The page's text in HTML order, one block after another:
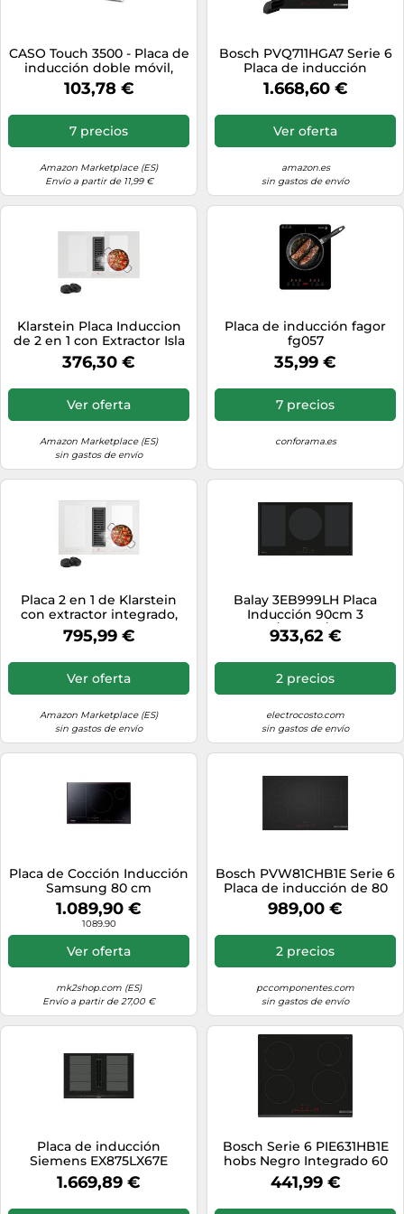
CASO Touch 3500 - Placa de
inducción doble móvil,
interruptor de seguridad,
60-240 °C, 6 niveles,
temporizador 180 min, ollas
hasta 26 cm, 3500 W,
vitrocerámica
103,78 €
7 precios
Amazon Marketplace (ES)
Envío a partir de 11,99 €
Bosch PVQ711HGA7 Serie 6
Placa de inducción
inteligente con extractor
(autosuficiente), 70 cm de
ancho, con canal plano L,
fabricado en Alemania,
CombiZone, ventilación
control
1.668,60 €
Ver oferta
amazon.es
sin gastos de envío
Klarstein Placa Induccion
de 2 en 1 con Extractor Isla
Cocina, Vitroceramica con
Campana Extractora Cocina
Cocinas de Inducción
Eléctricas nergética
376,30 €
Ver oferta
Amazon Marketplace (ES)
sin gastos de envío
Placa de inducción fagor
fg057
35,99 €
7 precios
conforama.es
Placa 2 en 1 de Klarstein
con extractor integrado,
placa de inducción con
extractor para isla de
integrado, 391 m³/h de
caudal de aire, control
795,99 €
Ver oferta
Amazon Marketplace (ES)
sin gastos de envío
Balay 3EB999LH Placa
Inducción 90cm 3
Zonas/3300W/Control
TouchSelect/Negra
933,62 €
2 precios
electrocosto.com
sin gastos de envío
Placa de Cocción Inducción
Samsung 80 cm
NZ84F7NC6AB/ET Negro
1.089,90 €
1089.90
Ver oferta
mk2shop.com (ES)
Envío a partir de 27,00 €
Bosch PVW81CHB1E Serie 6
Placa de inducción de 80
cm, superficie mate para 5
veces menos arañazos,
extracción, zona Combi
para utensilios de cocina
989,00 €
2 precios
pccomponentes.com
sin gastos de envío
Placa de inducción
Siemens EX875LX67E
7400W Negra
1.669,89 €
Bosch Serie 6 PIE631HB1E
hobs Negro Integrado 60
cm Con placa de inducción
4 zona(s)
441,99 €